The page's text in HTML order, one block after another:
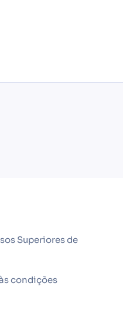
Superiores de
condições